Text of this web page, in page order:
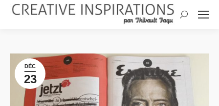
Search:
DÉC
23